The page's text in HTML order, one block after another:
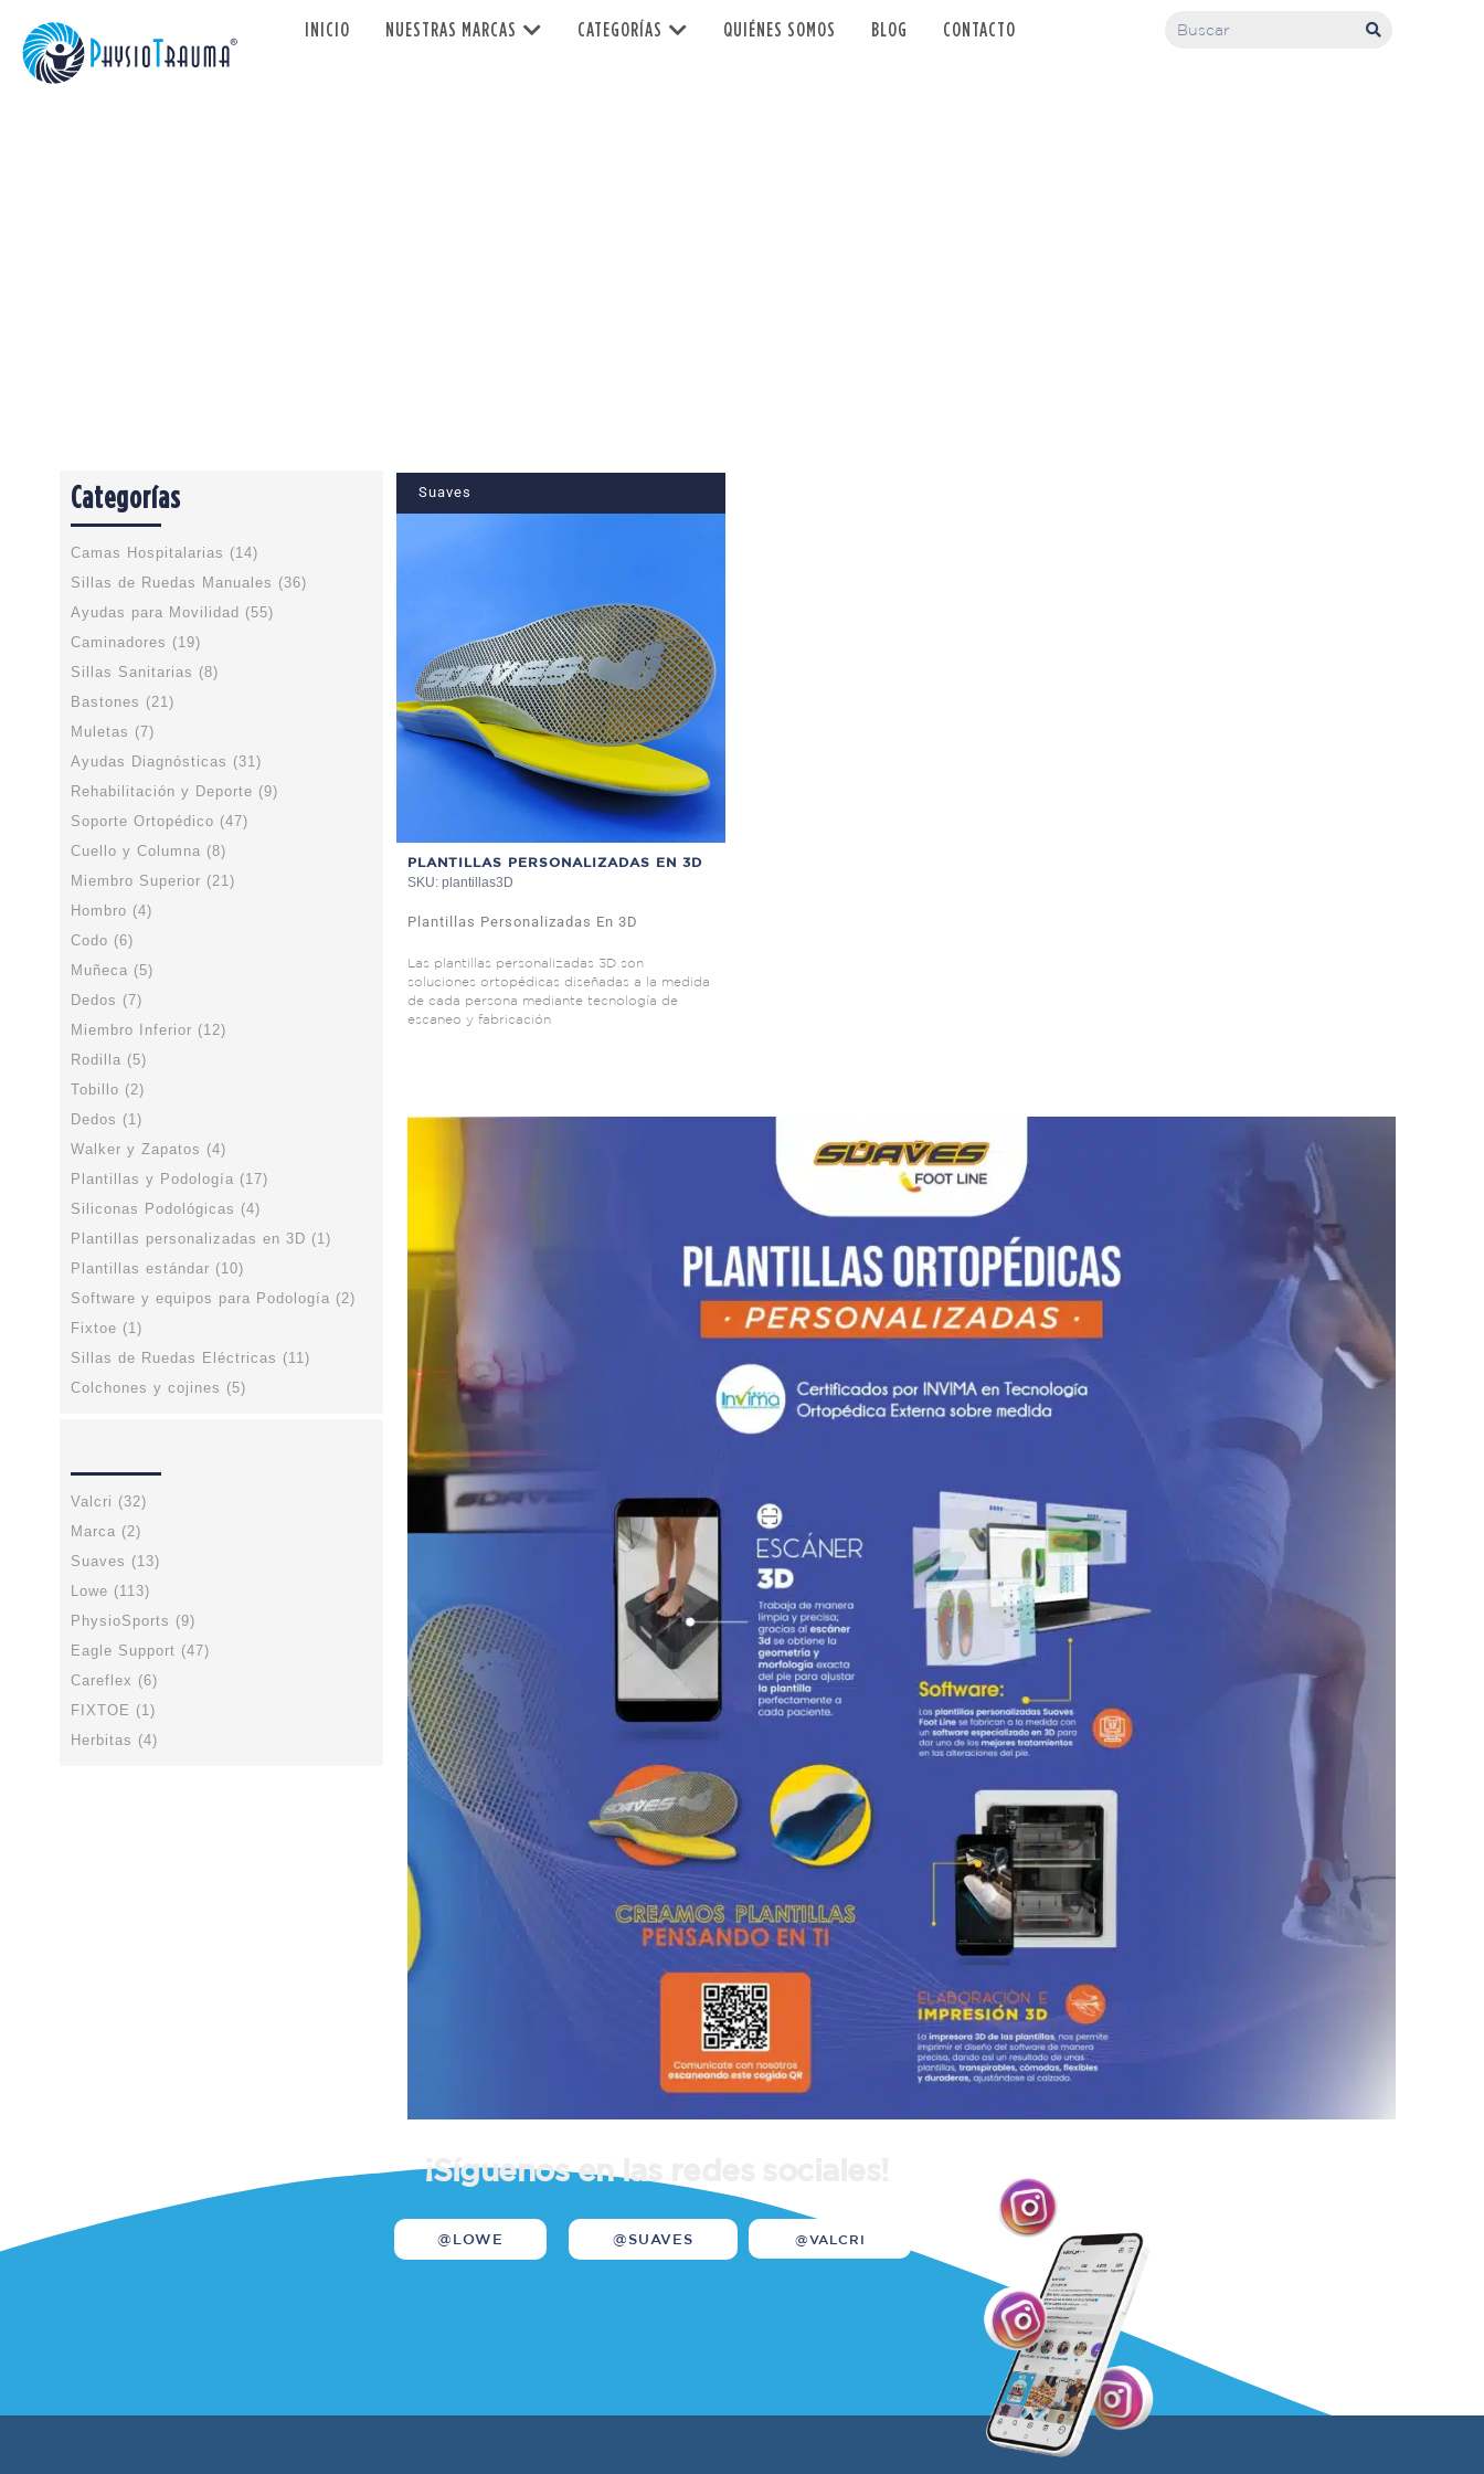
INICIO NUESTRAS MARCAS CATEGORÍAS QUIÉNES SOMOS BLOG CONTACTO
Categorías
Camas Hospitalarias (14)
Sillas de Ruedas Manuales (36)
Ayudas para Movilidad (55)
Caminadores (19)
Sillas Sanitarias (8)
Bastones (21)
Muletas (7)
Ayudas Diagnósticas (31)
Rehabilitación y Deporte (9)
Soporte Ortopédico (47)
Cuello y Columna (8)
Miembro Superior (21)
Hombro (4)
Codo (6)
Muñeca (5)
Dedos (7)
Miembro Inferior (12)
Rodilla (5)
Tobillo (2)
Dedos (1)
Walker y Zapatos (4)
Plantillas y Podología (17)
Siliconas Podológicas (4)
Plantillas personalizadas en 3D (1)
Plantillas estándar (10)
Software y equipos para Podología (2)
Fixtoe (1)
Sillas de Ruedas Eléctricas (11)
Colchones y cojines (5)
Valcri (32)
Marca (2)
Suaves (13)
Lowe (113)
PhysioSports (9)
Eagle Support (47)
Careflex (6)
FIXTOE (1)
Herbitas (4)
Suaves
PLANTILLAS PERSONALIZADAS EN 3D
SKU: plantillas3D
Plantillas Personalizadas En 3D
Las plantillas personalizadas 3D son
soluciones ortopédicas diseñadas a la medida
de cada persona mediante tecnología de
escaneo y fabricación
¡Síguenos en las redes sociales!
@LOWE @SUAVES @VALCRI